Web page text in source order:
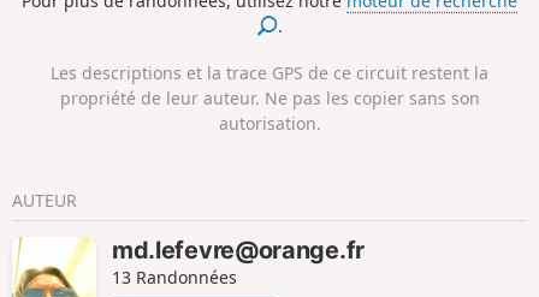
(519m) de cet éperon rocheux, le
randonneur peut profiter d'une vue
vallée de l'Ortolu jusqu'à Roccapina.
.
Les descriptions et la trace GPS de ce circuit restent la
propriété de leur auteur. Ne pas les copier sans son
autorisation.
AUTEUR
md.lefevre@orange.fr
13 Randonnées